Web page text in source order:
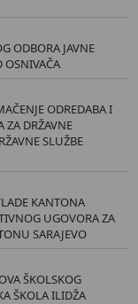
ODBORA JAVNE
OSNIVAČA
ODREDABA I
ZA DRŽAVNE
SLUŽBE
KANTONA
UGOVORA ZA
SARAJEVO
ŠKOLSKOG
ŠKOLA ILIDŽA